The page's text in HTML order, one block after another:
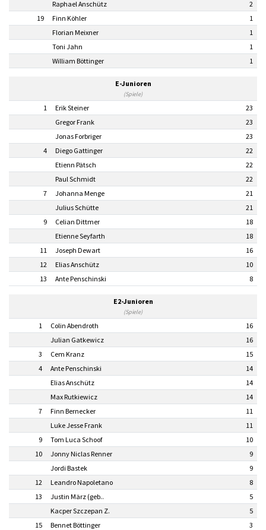
Raphael Anschütz
2
19
Finn Köhler
1
Florian Meixner
1
Toni Jahn
1
William Böttinger
1
E-Junioren
(Spiele)
1 Erik Steiner
23
Gregor Frank
23
Jonas Forbriger
23
4
Diego Gattinger
22
Etienn Pätsch
22
Paul Schmidt
22
7
Johanna Menge
21
Julius Schütte
21
9
Celian Dittmer
18
Etienne Seyfarth
18
11
Joseph Dewart
16
12
Elias Anschütz
10
13
Ante Penschinski 8
E2-Junioren
(Spiele)
1 Colin Abendroth
16
Julian Gatkewicz
16
3
Cem Kranz
15
4
Ante Penschinski
14
Elias Anschütz
14
Max Rutkiewicz
14
7
Finn Bernecker
11
Luke Jesse Frank
11
9
Tom Luca Schoof
10
10
Jonny Niclas Renner
9
Jordi Bastek
9
12
Leandro Napoletano
8
13
Justin März (geb..
5
Kacper Szczepan Z.
5
15
Bennet Böttinger
3